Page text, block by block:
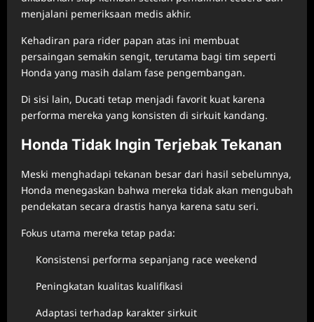
menjalani pemeriksaan medis akhir.
Kehadiran para rider papan atas ini membuat
persaingan semakin sengit, terutama bagi tim seperti
Honda yang masih dalam fase pengembangan.
Di sisi lain, Ducati tetap menjadi favorit kuat karena
performa mereka yang konsisten di sirkuit kandang.
Honda Tidak Ingin Terjebak Tekanan
Meski menghadapi tekanan besar dari hasil sebelumnya,
Honda menegaskan bahwa mereka tidak akan mengubah
pendekatan secara drastis hanya karena satu seri.
Fokus utama mereka tetap pada:
Konsistensi performa sepanjang race weekend
Peningkatan kualitas kualifikasi
Adaptasi terhadap karakter sirkuit